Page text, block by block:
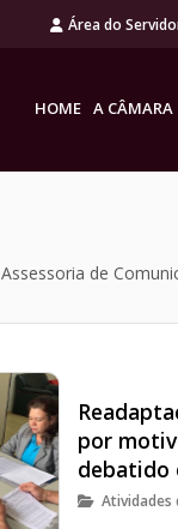
Área do
HOME A CÂMARA
Assessoria de
por
debatido
Atividades